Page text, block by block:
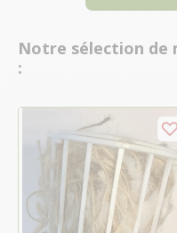
Notre sélection de
: